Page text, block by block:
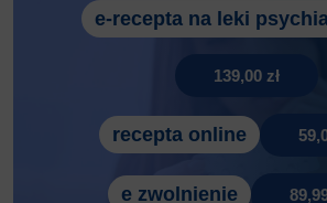
e-recepta na leki
139,00 zł
recepta online
e zwolnienie